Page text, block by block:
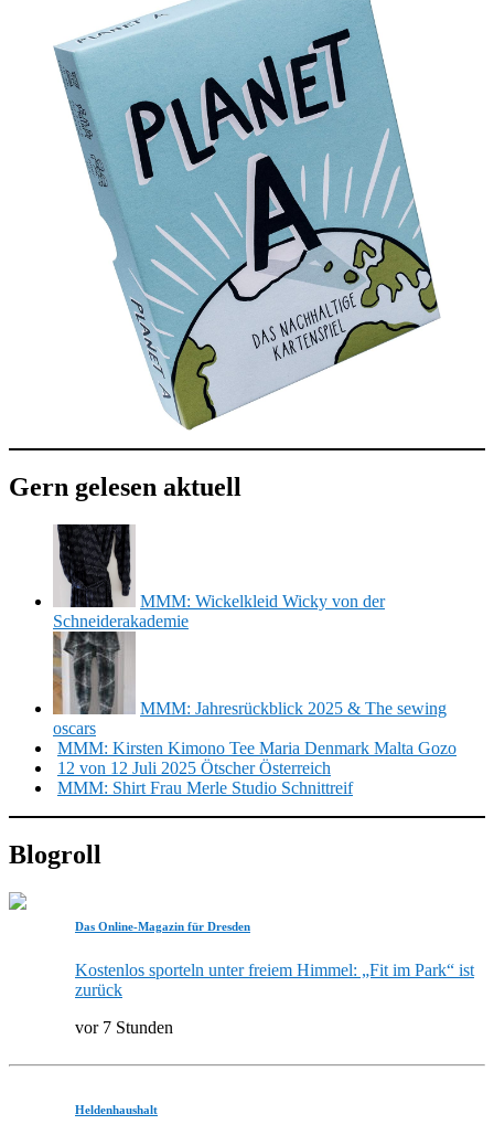
Gern gelesen aktuell
MMM: Wickelkleid Wicky von der
Schneiderakademie
MMM: Jahresrückblick 2025 & The sewing
oscars
MMM: Kirsten Kimono Tee Maria Denmark Malta Gozo
12 von 12 Juli 2025 Ötscher Österreich
MMM: Shirt Frau Merle Studio Schnittreif
Blogroll
Das Online-Magazin für Dresden
Kostenlos sporteln unter freiem Himmel: „Fit im Park“ ist
zurück
vor 7 Stunden
Heldenhaushalt